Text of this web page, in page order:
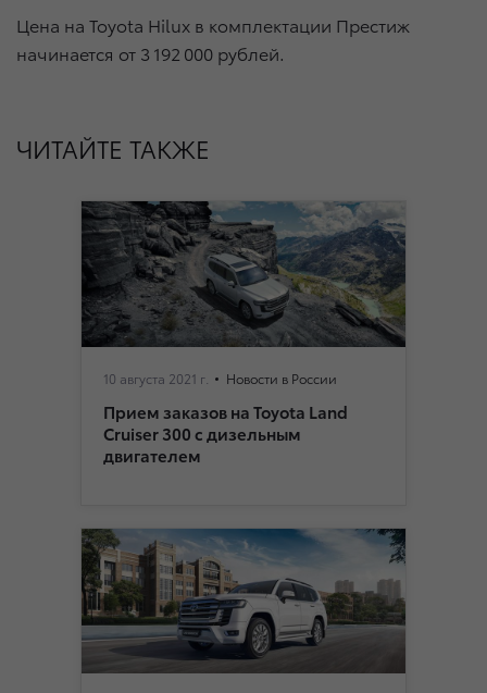
Цена на Toyota Hilux в комплектации Престиж
начинается от 3 192 000 рублей.
ЧИТАЙТЕ ТАКЖЕ
10 августа 2021 г. Новости в России
Прием заказов на Toyota Land
Cruiser 300 c дизельным
двигателем